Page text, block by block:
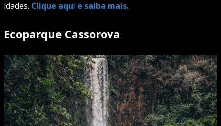
idades. Clique aqui e saiba mais.
Ecoparque Cassorova